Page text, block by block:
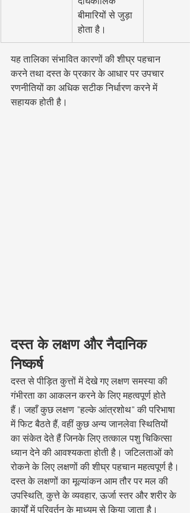
बीमारियों से जुड़ा
होता है।
यह तालिका संभावित कारणों की शीघ्र पहचान
करने तथा दस्त के प्रकार के आधार पर उपचार
रणनीतियों का अधिक सटीक निर्धारण करने में
सहायक होती है।
दस्त के लक्षण और नैदानिक
निष्कर्ष
दस्त से पीड़ित कुत्तों में देखे गए लक्षण समस्या की
गंभीरता का आकलन करने के लिए महत्वपूर्ण होते
हैं। जहाँ कुछ लक्षण "हल्के आंत्रशोथ" की परिभाषा
में फिट बैठते हैं, वहीं कुछ अन्य जानलेवा स्थितियों
का संकेत देते हैं जिनके लिए तत्काल पशु चिकित्सा
ध्यान देने की आवश्यकता होती है। जटिलताओं को
रोकने के लिए लक्षणों की शीघ्र पहचान महत्वपूर्ण है।
दस्त के लक्षणों का मूल्यांकन आम तौर पर मल की
उपस्थिति, कुत्ते के व्यवहार, ऊर्जा स्तर और शरीर के
कार्यों में परिवर्तन के माध्यम से किया जाता है।